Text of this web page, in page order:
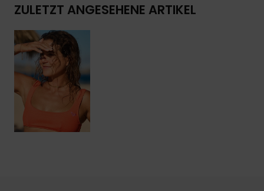
ZULETZT ANGESEHENE ARTIKEL